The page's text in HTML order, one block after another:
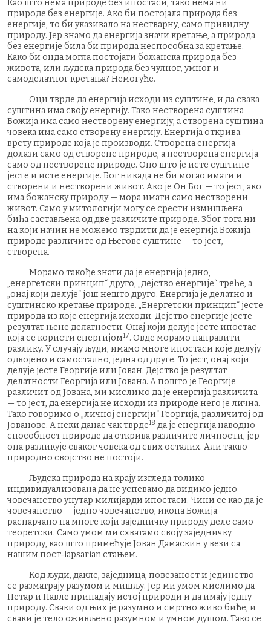
Као што нема природе без ипостаси, тако нема ни
природе без енергије. Ако би постојала природа без
енергије, то би указивало на нестварну, само привидну
природу. Јер знамо да енергија значи кретање, а природа
без енергије била би природа неспособна за кретање.
Како би онда могла постојати божанска природа без
живота, или људска природа без чулног, умног и
самоделатног кретања? Немогуће.
Оци тврде да енергија исходи из суштине, и да свака
суштина има своју енергију. Тако нестворена суштина
Божија има само нестворену енергију, а створена суштина
човека има само створену енергију. Енергија открива
врсту природе која је производи. Створена енергија
долази само од створене природе, а нестворена енергија
само од нестворене природе. Оно што је исте суштине
јесте и исте енергије. Бог никада не би могао имати и
створени и нестворени живот. Ако је Он Бог — то јест, ако
има божанску природу — мора имати само нестворени
живот. Само у митологији могу се срести измишљена
бића састављена од две различите природе. Због тога ни
на који начин не можемо тврдити да је енергија Божија
природе различите од Његове суштине — то јест,
створена.
Морамо такође знати да је енергија једно,
„енергетски принцип“ друго, „дејство енергије“ треће, а
„онај који делује“ још нешто друго. Енергија је делатно и
суштинско кретање природе. „Енергетски принцип“ јесте
природа из које енергија исходи. Дејство енергије јесте
резултат њене делатности. Онај који делује јесте ипостас
која се користи енергијом17. Овде морамо направити
разлику. У случају људи, имамо многе ипостаси које делују
одвојено и самостално, једна од друге. То јест, онај који
делује јесте Георгије или Јован. Дејство је резултат
делатности Георгија или Јована. А пошто је Георгије
различит од Јована, ми мислимо да је енергија различита
— то јест, да енергија не исходи из природе него је лична.
Тако говоримо о „личној енергији“ Георгија, различитој од
Јованове. А неки данас чак тврде18 да је енергија наводно
способност природе да открива различите личности, јер
она разликује сваког човека од свих осталих. Али такво
природно својство не постоји.
Људска природа на крају изгледа толико
индивидуализована да не успевамо да видимо једно
човечанство унутар милијарди ипостаси. Чини се као да је
човечанство — једно човечанство, икона Божија —
распарчано на многе који заједничку природу деле само
теоретски. Само умом ми схватамо своју заједничку
природу, као што примећује Јован Дамаскин у вези са
нашим пост‑lapsarian стањем.
Код људи, дакле, заједница, повезаност и јединство
се разматрају разумом и мишљу. Јер ми умом мислимо да
Петар и Павле припадају истој природи и да имају једну
природу. Сваки од њих је разумно и смртно живо биће, и
сваки је тело оживљено разумном и умном душом. Тако се